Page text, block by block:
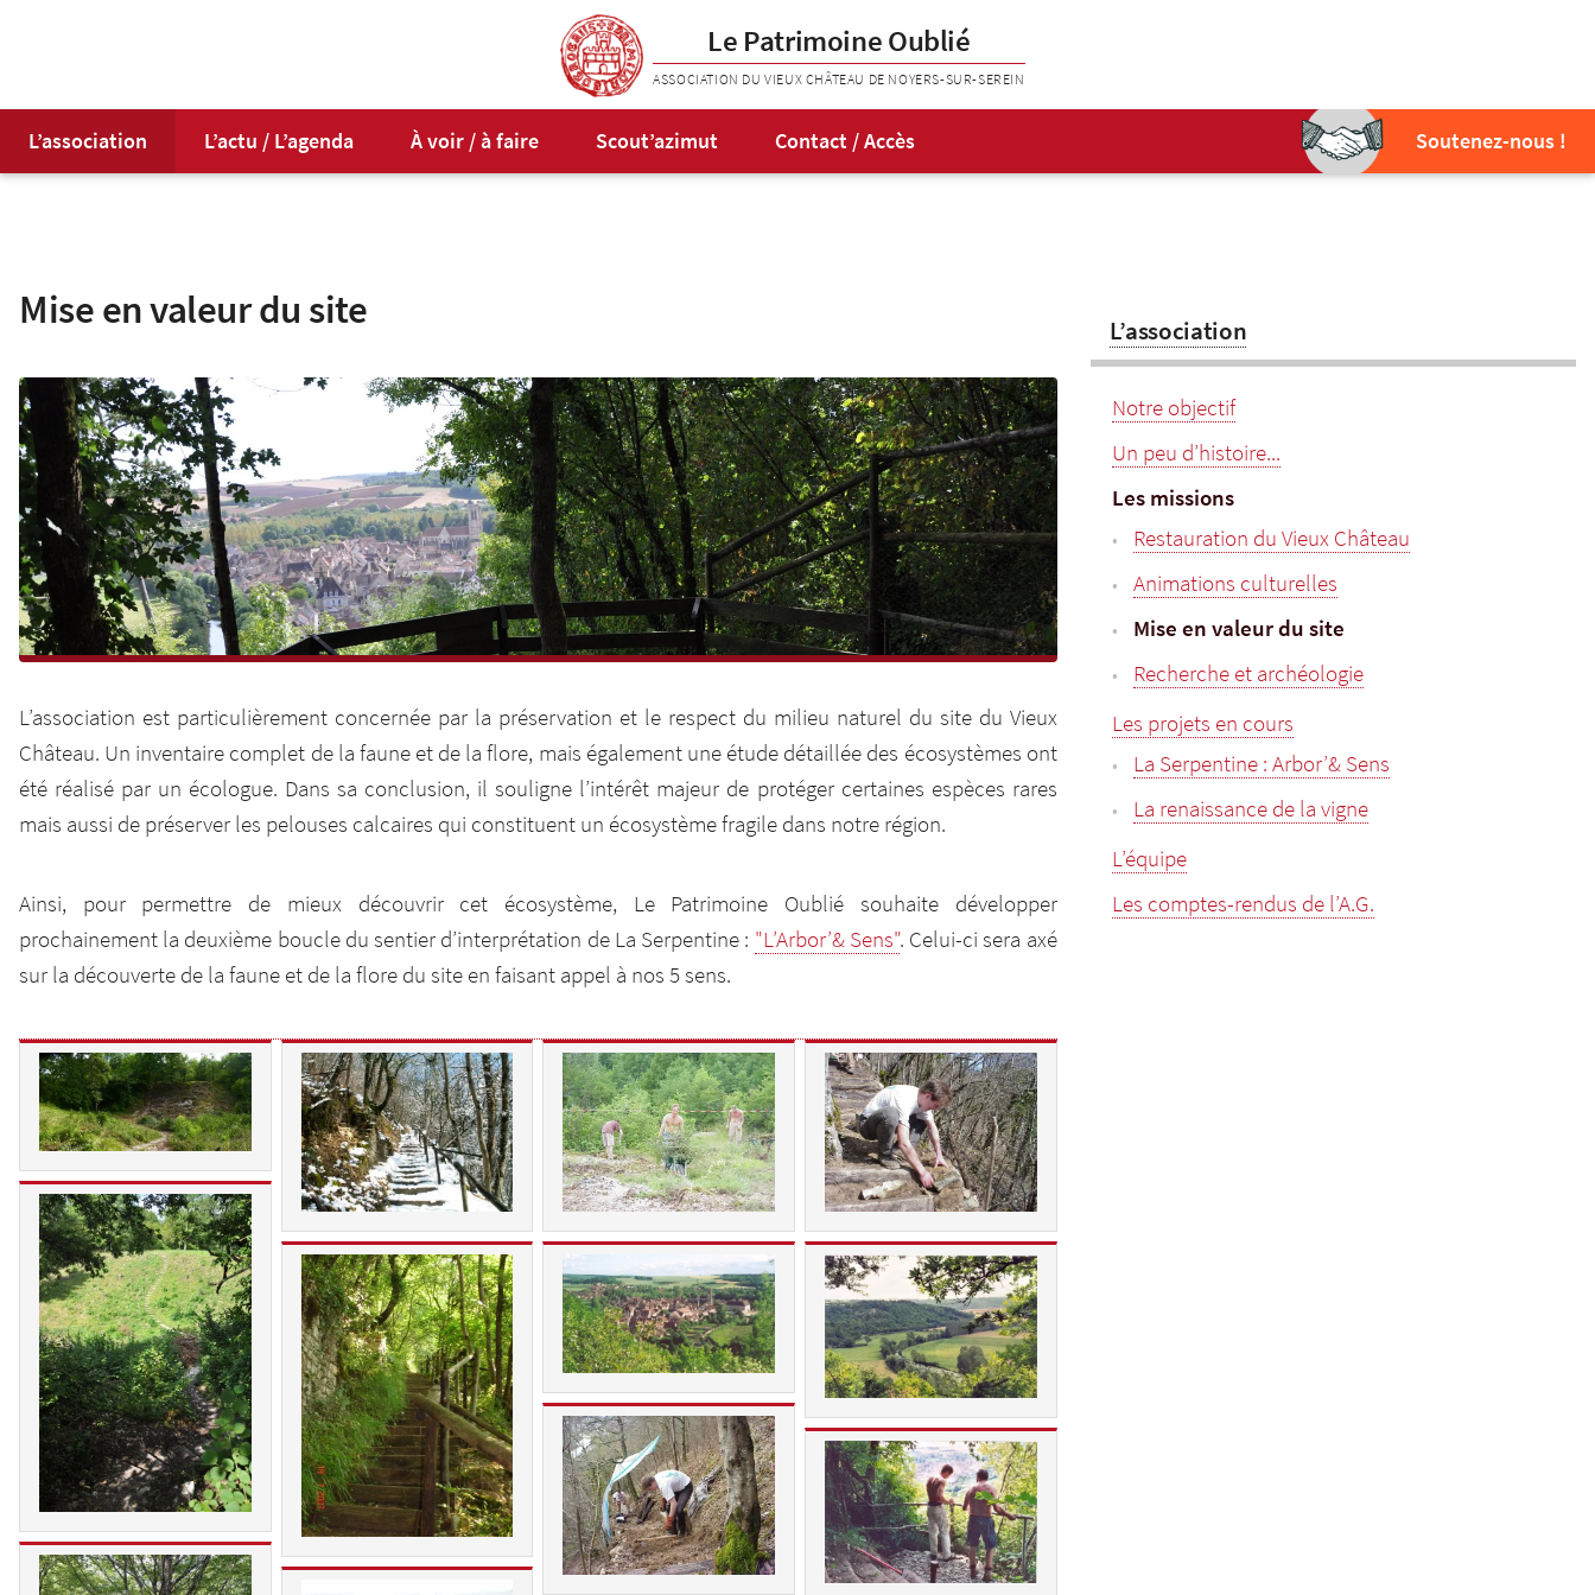
Le Patrimoine Oublié
ASSOCIATION DU VIEUX CHÂTEAU DE NOYERS-SUR-SEREIN
L’association L’actu / L’agenda À voir / à faire Scout’azimut Soutenez-nous !
Contact / Accès
Mise en valeur du site
L’association est particulièrement concernée par la préservation et le respect du milieu naturel du site du Vieux
Château. Un inventaire complet de la faune et de la flore, mais également une étude détaillée des écosystèmes ont
été réalisé par un écologue. Dans sa conclusion, il souligne l’intérêt majeur de protéger certaines espèces rares
mais aussi de préserver les pelouses calcaires qui constituent un écosystème fragile dans notre région.
Ainsi, pour permettre de mieux découvrir cet écosystème, Le Patrimoine Oublié souhaite développer
prochainement la deuxième boucle du sentier d’interprétation de La Serpentine : "L’Arbor’& Sens". Celui-ci sera axé
sur la découverte de la faune et de la flore du site en faisant appel à nos 5 sens.
L’association
Notre objectif
Un peu d’histoire...
Les missions
Restauration du Vieux Château
Animations culturelles
Mise en valeur du site
Recherche et archéologie
Les projets en cours
La Serpentine : Arbor’& Sens
La renaissance de la vigne
L’équipe
Les comptes-rendus de l’A.G.